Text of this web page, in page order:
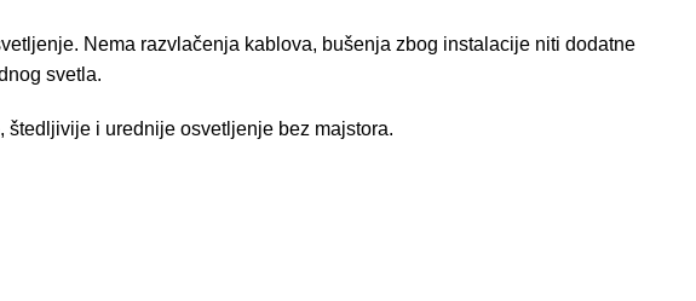
Nema razvlačenja kablova, bušenja zbog instalacije niti dodatne
svetla.
i urednije osvetljenje bez majstora.